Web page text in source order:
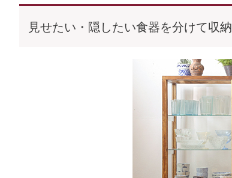
見せたい・隠したい食器を分けて収納